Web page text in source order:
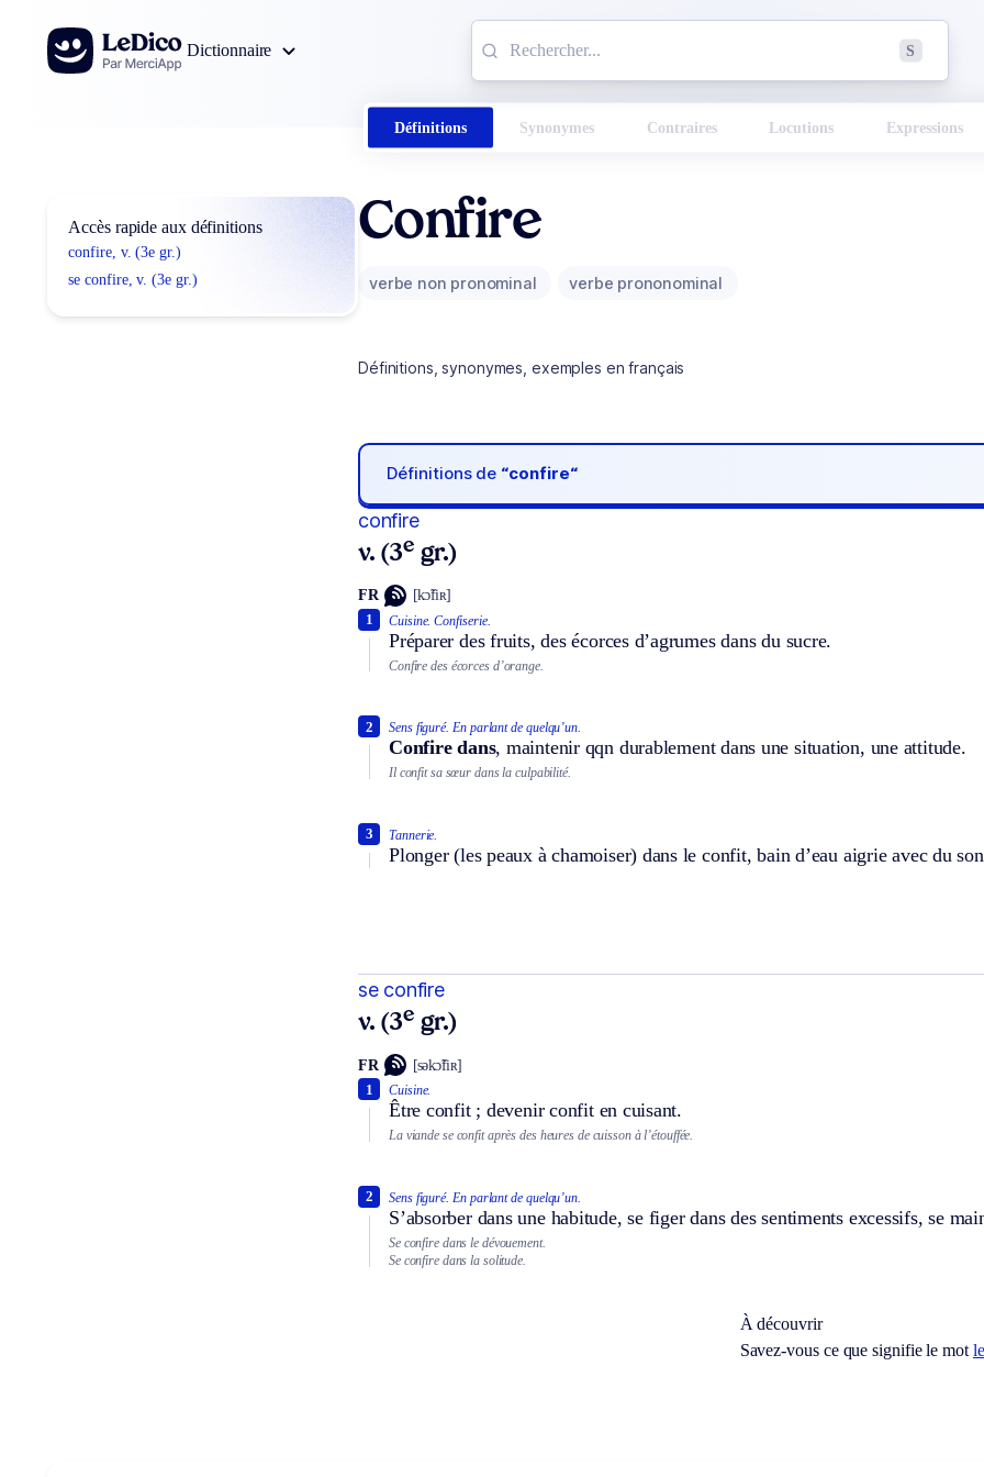
Aller au contenu
Dictionnaire
S
Définitions Synonymes Contraires Locutions Expressions
Accès rapide aux définitions
confire, v. (3e gr.)
se confire, v. (3e gr.)
Confire
verbe non pronominal verbe prononominal
Définitions, synonymes, exemples en français
Définitions de “confire“
confire
v. (3e gr.)
FR [kɔ̃fiʀ]
Cuisine. Confiserie.
Préparer des fruits, des écorces d’agrumes dans du sucre.
1
Confire des écorces d’orange.
Sens figuré. En parlant de quelqu’un.
Confire dans, maintenir qqn durablement dans une situation, une attitude.
2
Il confit sa sœur dans la culpabilité.
Tannerie.
Plonger (les peaux à chamoiser) dans le confit, bain d’eau aigrie avec du
3
se confire
v. (3e gr.)
FR [səkɔ̃fiʀ]
Cuisine.
Être confit ; devenir confit en cuisant.
1
La viande se confit après des heures de cuisson à l’étouffée.
Sens figuré. En parlant de quelqu’un.
S’absorber dans une habitude, se figer dans des sentiments excessifs, se
2
Se confire dans le dévouement.
Se confire dans la solitude.
À découvrir
Savez-vous ce que signifie le mot